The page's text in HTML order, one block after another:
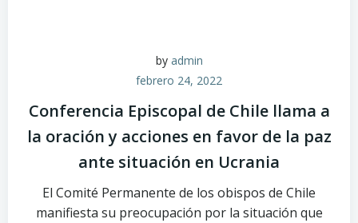
by admin
febrero 24, 2022
Conferencia Episcopal de Chile llama a
la oración y acciones en favor de la paz
ante situación en Ucrania
El Comité Permanente de los obispos de Chile
manifiesta su preocupación por la situación que